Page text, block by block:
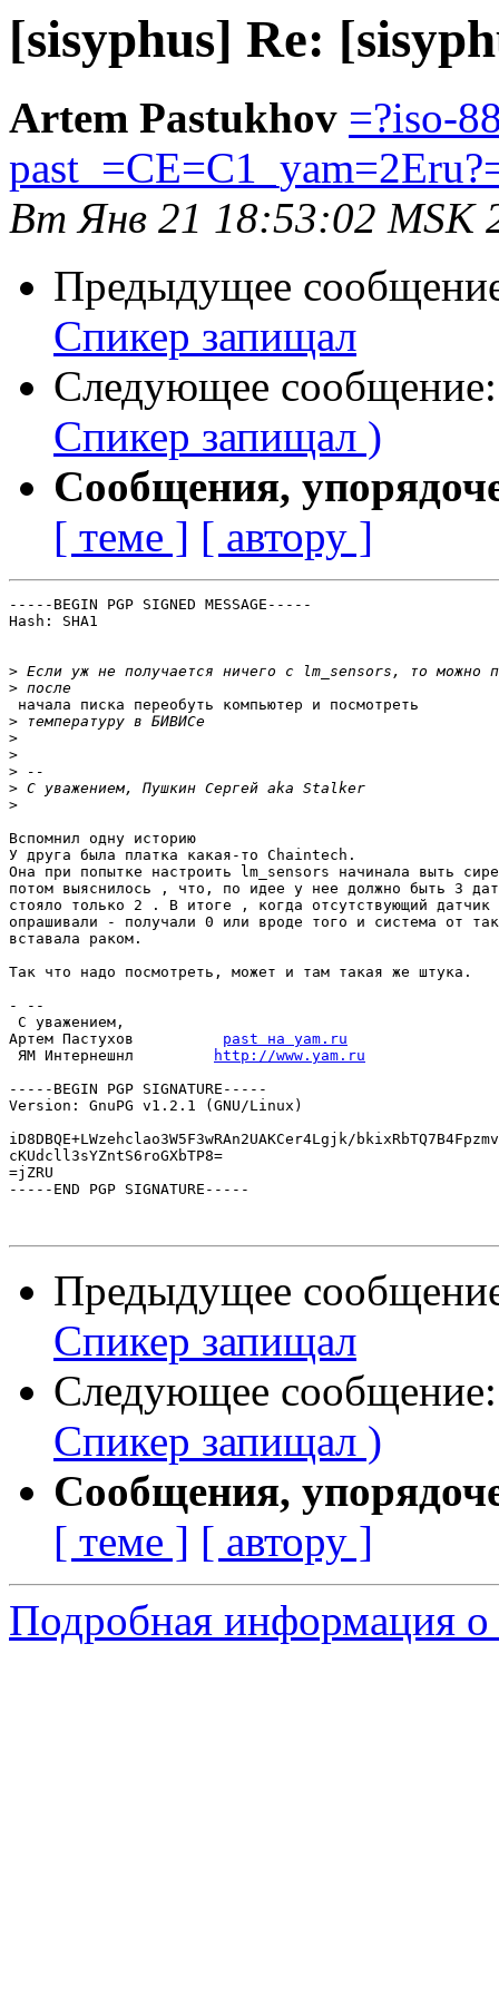
[sisyphus] Re:
Artem Pastukhov =?iso-
Вт Янв 21 18:53:02 MSK
Предыдущее
Спикер запищал
Следующее
Спикер запищал )
Сообщения,
[ теме ] [ автору ]
-----BEGIN PGP SIGNED MESSAGE-----
Hash: SHA1
>
>
начала писка переобуть компьютер и посмотреть
>
>
>
>
>
>
Вспомнил одну историю
У друга была платка какая-то Chaintech.
Она при попытке настроить lm_sensors начинала выть
потом выяснилось , что, по идее у нее должно быть 3
стояло только 2 . В итоге , когда отсутствующий датчик
опрашивали - получали 0 или вроде того и система от
вставала раком.
Так что надо посмотреть, может и там такая же штука.
- --
С уважением,
Артем Пастухов past на yam.ru
ЯМ Интернешнл
http://www.yam.ru
-----BEGIN PGP SIGNATURE-----
Version: GnuPG v1.2.1 (GNU/Linux)
iD8DBQE+LWzehclao3W5F3wRAn2UAKCer4Lgjk/
cKUdcll3sYZntS6roGXbTP8=
=jZRU
-----END PGP SIGNATURE-----
Предыдущее
Спикер запищал
Следующее
Спикер запищал )
Сообщения,
[ теме ] [ автору ]
Подробная информация о